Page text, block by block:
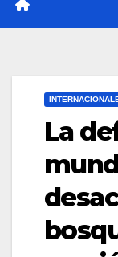
La